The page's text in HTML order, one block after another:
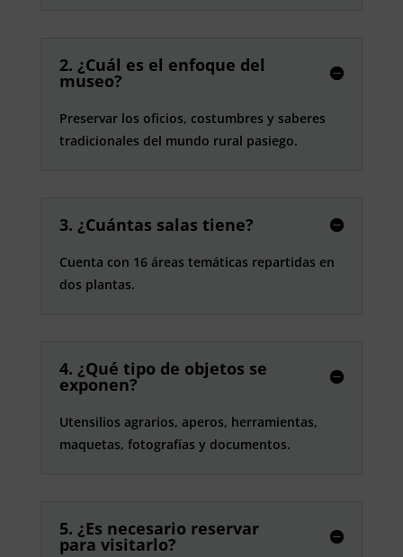
2. ¿Cuál es el enfoque del
museo?
Preservar los oficios, costumbres y saberes
tradicionales del mundo rural pasiego.
3. ¿Cuántas salas tiene?
Cuenta con 16 áreas temáticas repartidas en
dos plantas.
4. ¿Qué tipo de objetos se
exponen?
Utensilios agrarios, aperos, herramientas,
maquetas, fotografías y documentos.
5. ¿Es necesario reservar
para visitarlo?